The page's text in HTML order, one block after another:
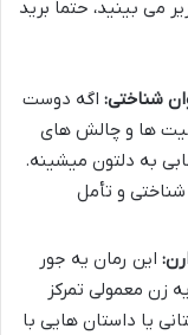
می بینید، حتماً برید
شناختی: اگه دوست
ها و چالش های
به دلتون میشینه.
و تأمل
این رمان یه جور
زن معمولی تمرکز
یا داستان هایی با